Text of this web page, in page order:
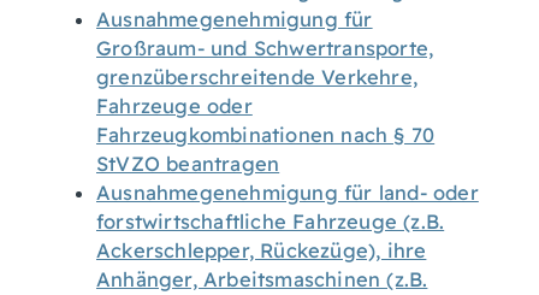
Ausnahmegenehmigung für
Großraum- und Schwertransporte,
grenzüberschreitende Verkehre,
Fahrzeuge oder
Fahrzeugkombinationen nach § 70
StVZO beantragen
Ausnahmegenehmigung für land- oder
forstwirtschaftliche Fahrzeuge (z.B.
Ackerschlepper, Rückezüge), ihre
Anhänger, Arbeitsmaschinen (z.B.